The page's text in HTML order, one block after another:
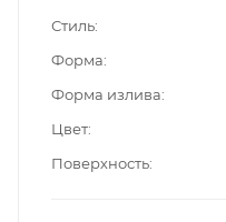
Стиль
Форма
Форма излива
Цвет
Поверхность